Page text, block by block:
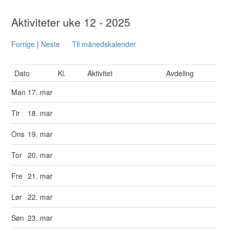
Aktiviteter uke 12 - 2025
Forrige | Neste Til månedskalender
Dato Kl. Aktivitet
Avdeling
Man 17. mar
Tir 18. mar
Ons 19. mar
Tor 20. mar
Fre 21. mar
Lør 22. mar
Søn 23. mar